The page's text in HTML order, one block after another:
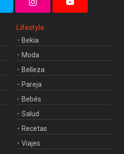
Lifestyle
Bekia
Moda
Belleza
Pareja
Bebés
Salud
Recetas
Viajes